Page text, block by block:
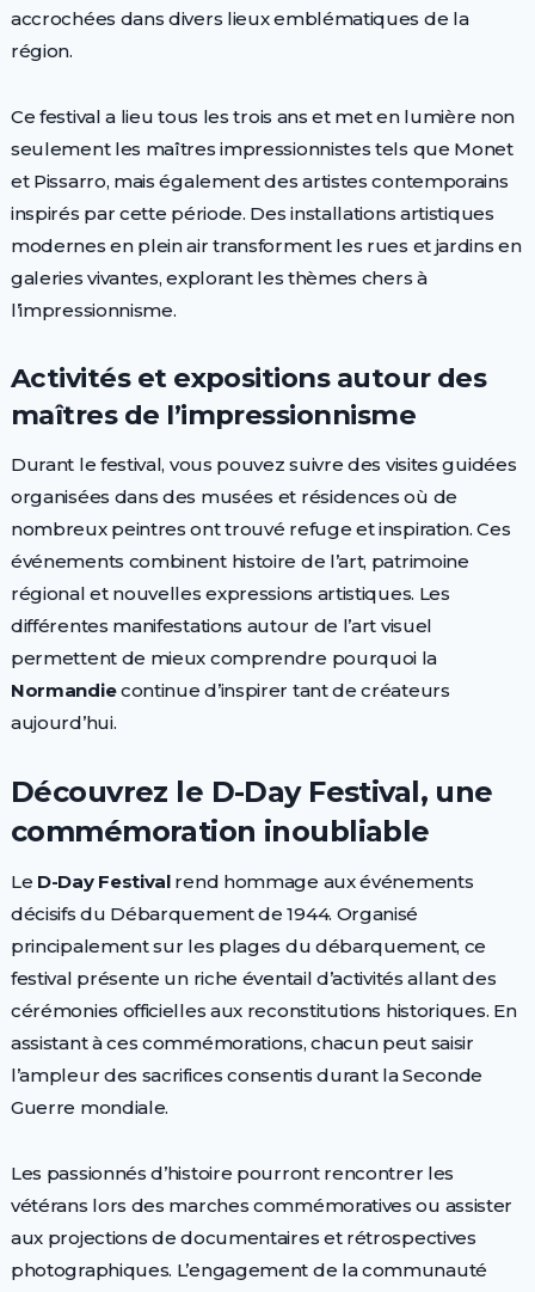
accrochées dans divers lieux emblématiques de la
région.
Ce festival a lieu tous les trois ans et met en lumière non
seulement les maîtres impressionnistes tels que Monet
et Pissarro, mais également des artistes contemporains
inspirés par cette période. Des installations artistiques
modernes en plein air transforment les rues et jardins en
galeries vivantes, explorant les thèmes chers à
l’impressionnisme.
Activités et expositions autour des
maîtres de l’impressionnisme
Durant le festival, vous pouvez suivre des visites guidées
organisées dans des musées et résidences où de
nombreux peintres ont trouvé refuge et inspiration. Ces
événements combinent histoire de l’art, patrimoine
régional et nouvelles expressions artistiques. Les
différentes manifestations autour de l’art visuel
permettent de mieux comprendre pourquoi la
Normandiecontinue d’inspirer tant de créateurs
aujourd’hui.
Découvrez le D-Day Festival, une
commémoration inoubliable
Le D-Day Festivalrend hommage aux événements
décisifs du Débarquement de 1944. Organisé
principalement sur les plages du débarquement, ce
festival présente un riche éventail d’activités allant des
cérémonies officielles aux reconstitutions historiques. En
assistant à ces commémorations, chacun peut saisir
l’ampleur des sacrifices consentis durant la Seconde
Guerre mondiale.
Les passionnés d’histoire pourront rencontrer les
vétérans lors des marches commémoratives ou assister
aux projections de documentaires et rétrospectives
photographiques. L’engagement de la communauté